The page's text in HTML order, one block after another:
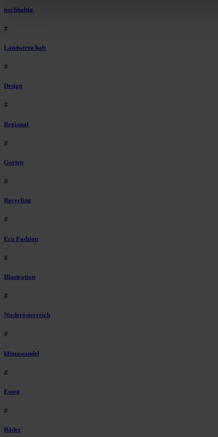
nachhaltig
#
Landwirtschaft
#
Design
#
Regional
#
Garten
#
Recycling
#
Eco Fashion
#
Illustration
#
Niederösterreich
#
klimawandel
#
Essen
#
Räder